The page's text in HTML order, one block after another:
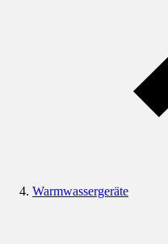
Warmwassergeräte